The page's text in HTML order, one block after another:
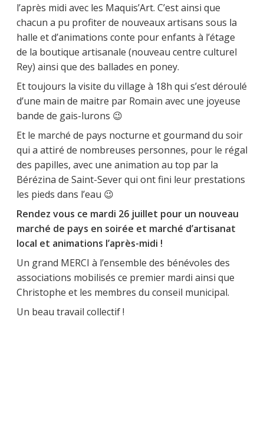
l’après midi avec les Maquis’Art. C’est ainsi que
chacun a pu profiter de nouveaux artisans sous la
halle et d’animations conte pour enfants à l’étage
de la boutique artisanale (nouveau centre culturel
Rey) ainsi que des ballades en poney.
Et toujours la visite du village à 18h qui s’est déroulé
d’une main de maitre par Romain avec une joyeuse
bande de gais-lurons 😉
Et le marché de pays nocturne et gourmand du soir
qui a attiré de nombreuses personnes, pour le régal
des papilles, avec une animation au top par la
Bérézina de Saint-Sever qui ont fini leur prestations
les pieds dans l’eau 😉
Rendez vous ce mardi 26 juillet pour un nouveau
marché de pays en soirée et marché d’artisanat
local et animations l’après-midi !
Un grand MERCI à l’ensemble des bénévoles des
associations mobilisés ce premier mardi ainsi que
Christophe et les membres du conseil municipal.
Un beau travail collectif !